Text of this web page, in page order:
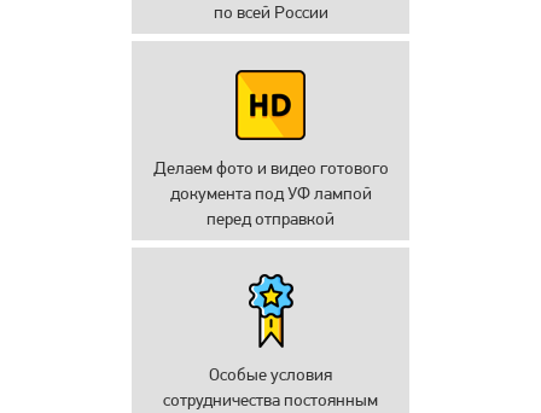
по всей России
Делаем фото и видео готового
документа под УФ лампой
перед отправкой
Особые условия
сотрудничества постоянным